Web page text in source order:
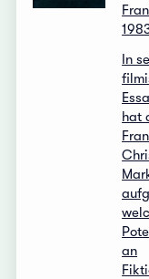
In
hat
an